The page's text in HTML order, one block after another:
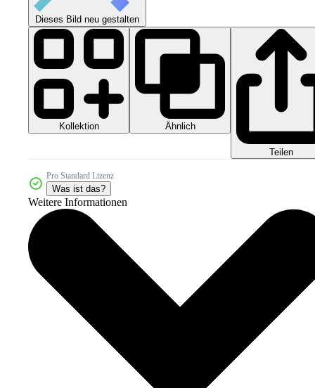
Dieses Bild neu gestalten
Kollektion Ähnlich
Teilen
Pro Standard Lizenz
Was ist das?
Weitere Informationen